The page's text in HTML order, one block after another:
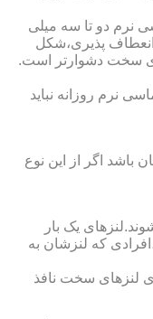
نرم دو تا سه میلی
انعطاف پذیری،شکل
سخت دشوارتر است.
نرم روزانه نباید
باشد اگر از این نوع
یک بار
که لنزشان به
ی لنزهای سخت نافذ